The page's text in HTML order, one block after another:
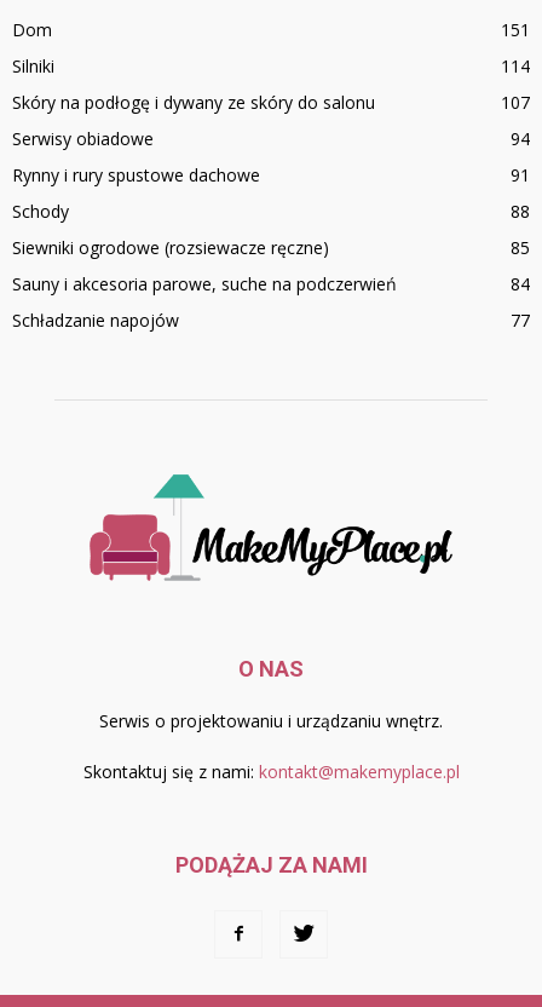
Dom
151
Silniki
114
Skóry na podłogę i dywany ze skóry do salonu
107
Serwisy obiadowe
94
Rynny i rury spustowe dachowe
91
Schody
88
Siewniki ogrodowe (rozsiewacze ręczne)
85
Sauny i akcesoria parowe, suche na podczerwień
84
Schładzanie napojów
77
O NAS
Serwis o projektowaniu i urządzaniu wnętrz.
Skontaktuj się z nami: kontakt@makemyplace.pl
PODĄŻAJ ZA NAMI